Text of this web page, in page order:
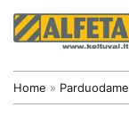
Home » Parduodame